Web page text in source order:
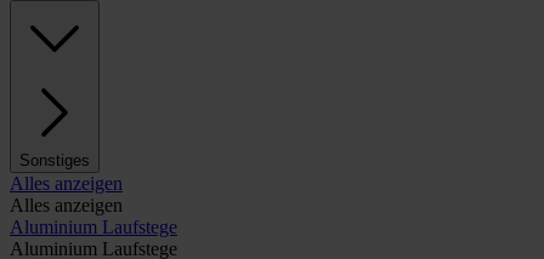
Sonstiges
Alles anzeigen
Alles anzeigen
Aluminium Laufstege
Aluminium Laufstege